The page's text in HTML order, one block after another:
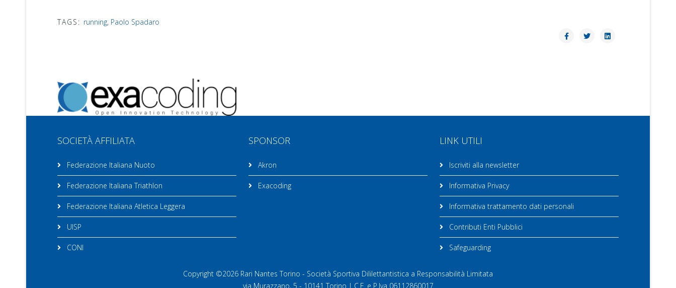
TAGS: running, Paolo Spadaro
SOCIETÀ AFFILIATA
Federazione Italiana Nuoto
Federazione Italiana Triathlon
Federazione Italiana Atletica Leggera
UISP
CONI
SPONSOR
Akron
Exacoding
LINK UTILI
Iscriviti alla newsletter
Informativa Privacy
Informativa trattamento dati personali
Contributi Enti Pubblici
Safeguarding
Copyright ©2026 Rari Nantes Torino - Società Sportiva Dililettantistica a Responsabilità Limitata
via Murazzano, 5 - 10141 Torino | C.F. e P.Iva 06112860017